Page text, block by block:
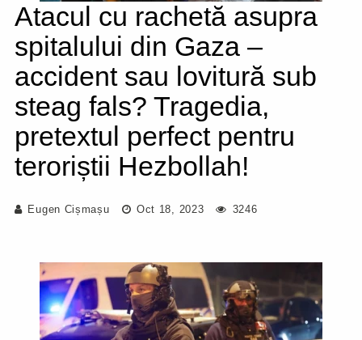
Atacul cu rachetă asupra
spitalului din Gaza –
accident sau lovitură sub
steag fals? Tragedia,
pretextul perfect pentru
teroriștii Hezbollah!
Eugen Cișmașu Oct 18, 2023 3246